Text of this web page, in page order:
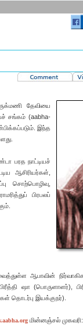
தேவியை
சங்கம் (aabha-
இந்த
பரத நாட்டியச்
ஆசிரியர்கள்,
சொற்பொழிவு,
பிரபலப்
ஆபாவின் நிர்வாகிகள்
ஷா (பொருளாளர்),
தொடர்பு இயக்குநர்).
மின்னஞ்சல் முகவரி: